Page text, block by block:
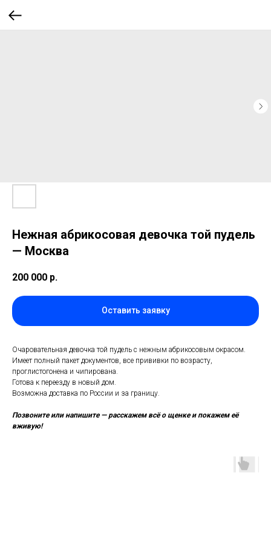
Нежная абрикосовая девочка той пудель
— Москва
200 000 р.
Оставить заявку
Очаровательная девочка той пудель с нежным абрикосовым окрасом.
Имеет полный пакет документов, все прививки по возрасту,
проглистогонена и чипирована.
Готова к переезду в новый дом.
Возможна доставка по России и за границу.
Позвоните или напишите — расскажем всё о щенке и покажем её
вживую!